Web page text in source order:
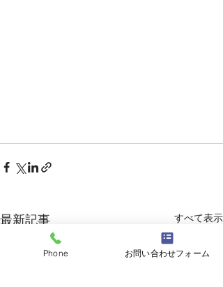
最新記事 すべて表示
Phone お問い合わせフォーム